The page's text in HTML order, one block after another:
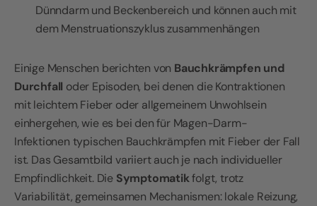
Dünndarm und Beckenbereich und können auch mit
dem Menstruationszyklus zusammenhängen
Einige Menschen berichten von Bauchkrämpfen und
Durchfall oder Episoden, bei denen die Kontraktionen
mit leichtem Fieber oder allgemeinem Unwohlsein
einhergehen, wie es bei den für Magen-Darm-
Infektionen typischen Bauchkrämpfen mit Fieber der Fall
ist. Das Gesamtbild variiert auch je nach individueller
Empfindlichkeit. Die Symptomatikfolgt, trotz
Variabilität, gemeinsamen Mechanismen: lokale Reizung,